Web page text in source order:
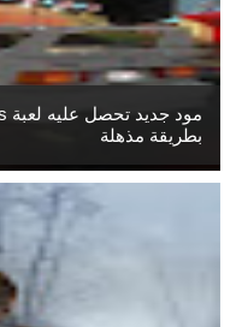
بطريقة مذهلة